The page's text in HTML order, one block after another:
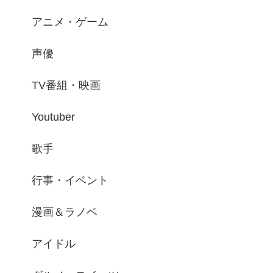
アニメ・ゲーム
声優
TV番組・映画
Youtuber
歌手
行事・イベント
漫画＆ラノベ
アイドル